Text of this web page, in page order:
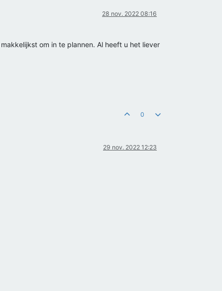
28 nov. 2022 08:16
om in te plannen. Al heeft u het liever
0
29 nov. 2022 12:23